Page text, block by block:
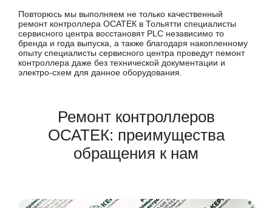
Повторюсь мы выполняем не только качественный
ремонт контроллера ОСАТЕК в Тольятти специалисты
сервисного центра восстановят PLC независимо то
бренда и года выпуска, а также благодаря накопленному
опыту специалисты сервисного центра проведут пемонт
контроллера даже без технической документации и
электро-схем для данное оборудования.
Ремонт контроллеров
ОСАТЕК: преимущества
обращения к нам